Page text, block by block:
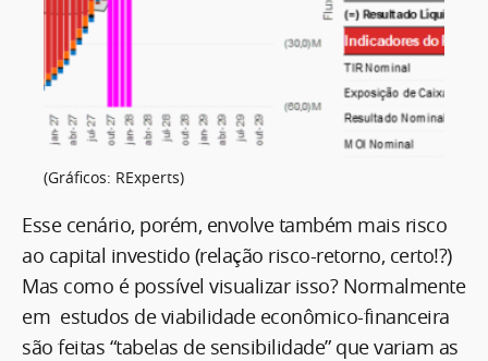
(Gráficos: RExperts)
Esse cenário, porém, envolve também mais risco
ao capital investido (relação risco-retorno, certo!?)
Mas como é possível visualizar isso? Normalmente
em estudos de viabilidade econômico-financeira
são feitas “tabelas de sensibilidade” que variam as